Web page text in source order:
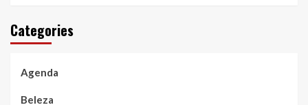
Categories
Agenda
Beleza